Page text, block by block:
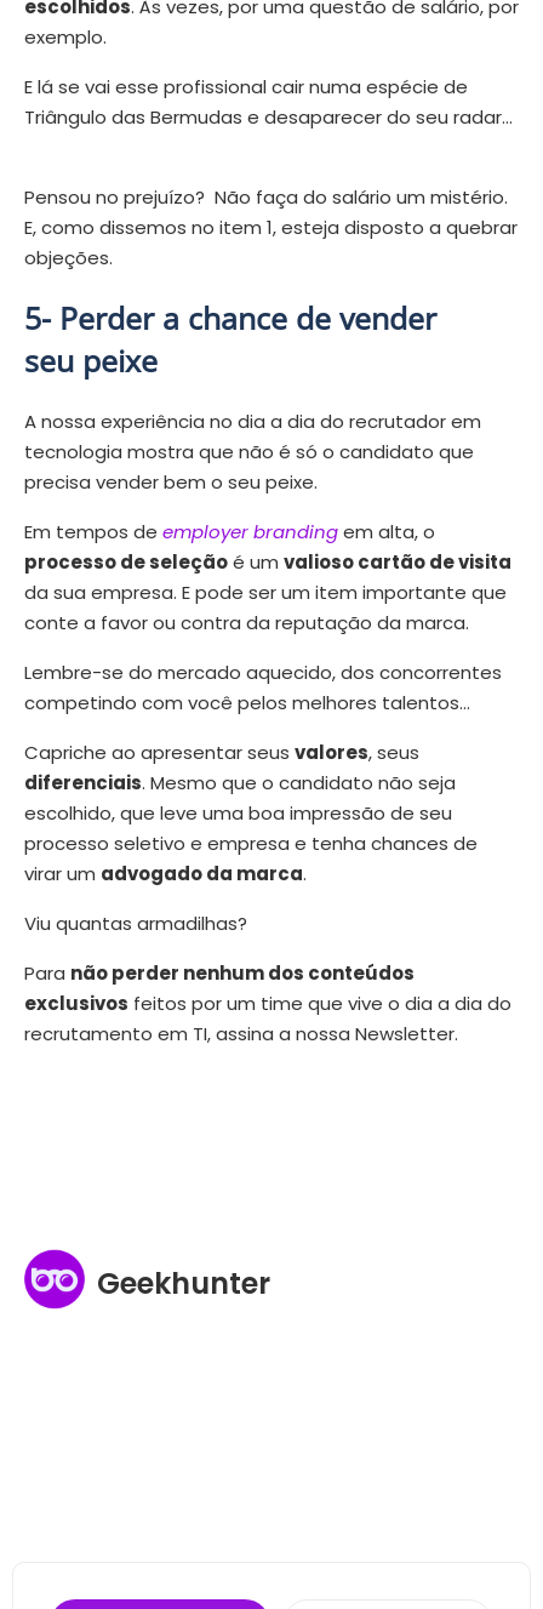
escolhidos. Às vezes, por uma questão de salário, por
exemplo.
E lá se vai esse profissional cair numa espécie de
Triângulo das Bermudas e desaparecer do seu radar…
Pensou no prejuízo? Não faça do salário um mistério.
E, como dissemos no item 1, esteja disposto a quebrar
objeções.
5- Perder a chance de vender
seu peixe
A nossa experiência no dia a dia do recrutador em
tecnologia mostra que não é só o candidato que
precisa vender bem o seu peixe.
Em tempos de employer brandingem alta, o
processo de seleçãoé um valioso cartão de visita
da sua empresa. E pode ser um item importante que
conte a favor ou contra da reputação da marca.
Lembre-se do mercado aquecido, dos concorrentes
competindo com você pelos melhores talentos…
Capriche ao apresentar seus valores, seus
diferenciais. Mesmo que o candidato não seja
escolhido, que leve uma boa impressão de seu
processo seletivo e empresa e tenha chances de
virar um advogado da marca.
Viu quantas armadilhas?
Para não perder nenhum dos conteúdos
exclusivos feitos por um time que vive o dia a dia do
recrutamento em TI, assina a nossa Newsletter.
Geekhunter